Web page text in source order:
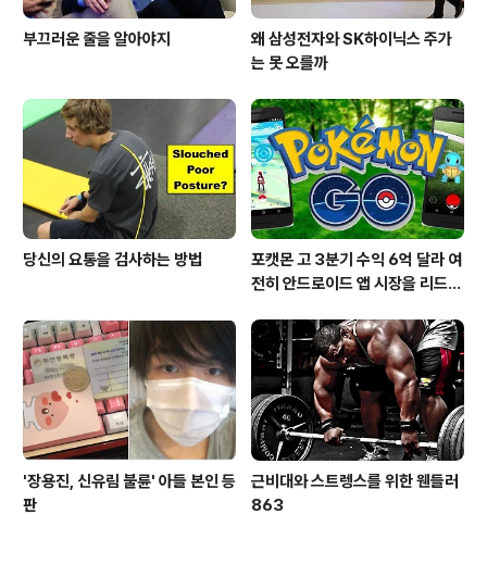
부끄러운 줄을 알아야지
왜 삼성전자와 SK하이닉스 주가
는 못 오를까
당신의 요통을 검사하는 방법
포캣몬 고 3분기 수익 6억 달라 여
전히 안드로이드 앱 시장을 리드
'장용진, 신유림 불륜' 아들 본인 등
판
근비대와 스트렝스를 위한 웬들러
863